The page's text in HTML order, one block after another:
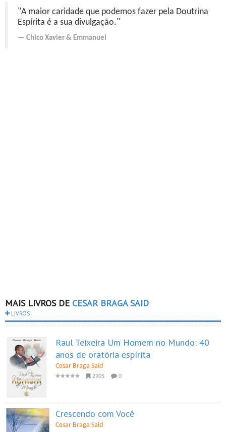
"A maior caridade que podemos fazer pela Doutrina
Espírita é a sua divulgação."
Chico Xavier & Emmanuel
MAIS LIVROS DE CESAR BRAGA SAID
LIVROS
Raul Teixeira Um Homem no Mundo: 40
anos de oratória espírita
Cesar Braga Said
2905 0
Crescendo com Você
Cesar Braga Said